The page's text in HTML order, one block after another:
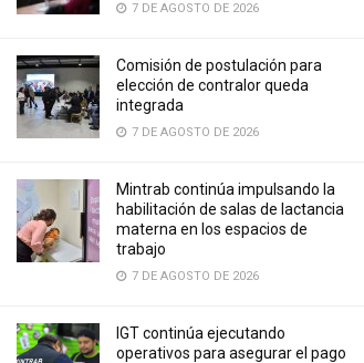
7 DE AGOSTO DE 2026
Comisión de postulación para
elección de contralor queda
integrada
7 DE AGOSTO DE 2026
Mintrab continúa impulsando la
habilitación de salas de lactancia
materna en los espacios de
trabajo
7 DE AGOSTO DE 2026
IGT continúa ejecutando
operativos para asegurar el pago